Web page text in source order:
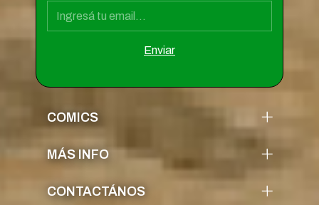
COMICS
MÁS INFO
CONTACTÁNOS